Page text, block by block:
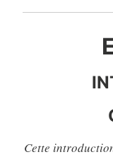
Cette